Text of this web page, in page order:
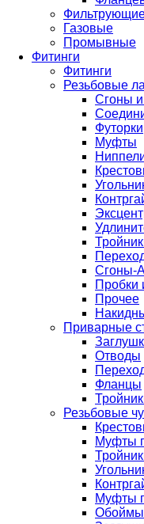
Газовые
Промывные
Фитинги
Фитинги
Резьбовые
Сгоны и
Футорки
Муфты
Сгоны-
Пробки
Прочее
Приварные
Отводы
Фланцы
Резьбовые
Муфты
Муфты
Обоймы